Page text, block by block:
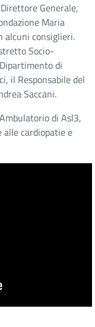
Generale,
Maria
alcuni consiglieri.
Socio-
di
il Responsabile del
Saccani.
di Asl3,
cardiopatie e